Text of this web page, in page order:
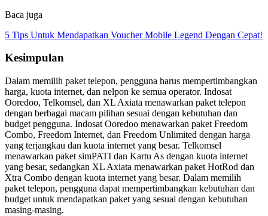
Baca juga
5 Tips Untuk Mendapatkan Voucher Mobile Legend Dengan Cepat!
Kesimpulan
Dalam memilih paket telepon, pengguna harus mempertimbangkan
harga, kuota internet, dan nelpon ke semua operator. Indosat
Ooredoo, Telkomsel, dan XL Axiata menawarkan paket telepon
dengan berbagai macam pilihan sesuai dengan kebutuhan dan
budget pengguna. Indosat Ooredoo menawarkan paket Freedom
Combo, Freedom Internet, dan Freedom Unlimited dengan harga
yang terjangkau dan kuota internet yang besar. Telkomsel
menawarkan paket simPATI dan Kartu As dengan kuota internet
yang besar, sedangkan XL Axiata menawarkan paket HotRod dan
Xtra Combo dengan kuota internet yang besar. Dalam memilih
paket telepon, pengguna dapat mempertimbangkan kebutuhan dan
budget untuk mendapatkan paket yang sesuai dengan kebutuhan
masing-masing.